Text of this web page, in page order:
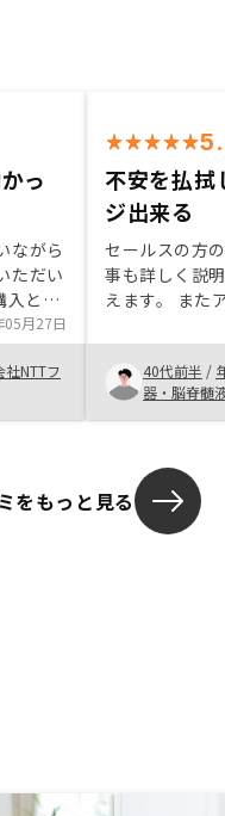
っ
ながら
ただい
入とな
頃に購
告の
てとて
05月27日
社NTTフ
不安を払拭
ジ出来る
セールスの方
事も詳しく説
えます。 また
分のような人
た。 無理な
が高いと思い
40代前半 /
器・脳脊髄
をもっと見る